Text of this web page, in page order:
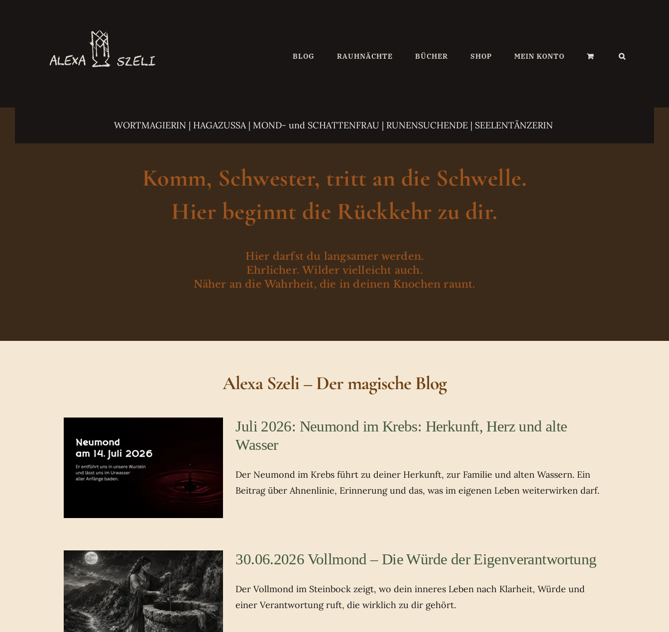
BLOG RAUHNÄCHTE BÜCHER SHOP MEIN KONTO
WORTMAGIERIN | HAGAZUSSA | MOND- und SCHATTENFRAU | RUNENSUCHENDE | SEELENTÄNZERIN
Komm, Schwester, tritt an die Schwelle.
Hier beginnt die Rückkehr zu dir.
Hier darfst du langsamer werden.
Ehrlicher. Wilder vielleicht auch.
Näher an die Wahrheit, die in deinen Knochen raunt.
Alexa Szeli – Der magische Blog
Juli 2026: Neumond im Krebs: Herkunft, Herz und alte
Wasser
Der Neumond im Krebs führt zu deiner Herkunft, zur Familie und alten Wassern. Ein
Beitrag über Ahnenlinie, Erinnerung und das, was im eigenen Leben weiterwirken darf.
30.06.2026 Vollmond – Die Würde der Eigenverantwortung
Der Vollmond im Steinbock zeigt, wo dein inneres Leben nach Klarheit, Würde und
einer Verantwortung ruft, die wirklich zu dir gehört.